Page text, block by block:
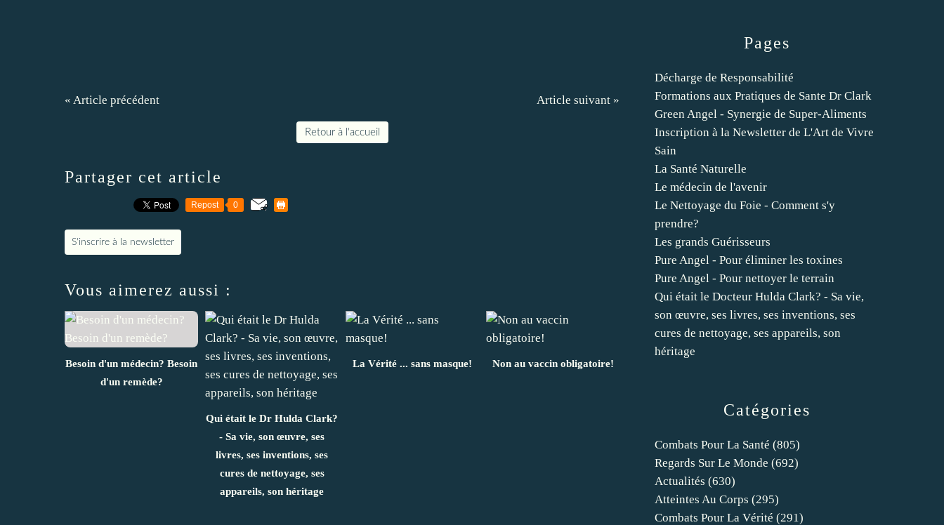
« Article précédent Article suivant »
Retour à l'accueil
Partager cet article
Repost 0
S'inscrire à la newsletter
Vous aimerez aussi :
Besoin d'un médecin? Besoin
d'un remède?
Qui était le Dr Hulda Clark?
- Sa vie, son œuvre, ses
livres, ses inventions, ses
cures de nettoyage, ses
appareils, son héritage
La Vérité ... sans masque! Non au vaccin obligatoire!
Catégories
Combats Pour La Santé (805)
Regards Sur Le Monde (692)
Actualités (630)
Atteintes Au Corps (295)
Combats Pour La Vérité (291)
Pages
Décharge de Responsabilité
Formations aux Pratiques de Sante Dr Clark
Green Angel - Synergie de Super-Aliments
Inscription à la Newsletter de L'Art de Vivre
Sain
La Santé Naturelle
Le médecin de l'avenir
Le Nettoyage du Foie - Comment s'y
prendre?
Les grands Guérisseurs
Pure Angel - Pour éliminer les toxines
Pure Angel - Pour nettoyer le terrain
Qui était le Docteur Hulda Clark? - Sa vie,
son œuvre, ses livres, ses inventions, ses
cures de nettoyage, ses appareils, son
héritage